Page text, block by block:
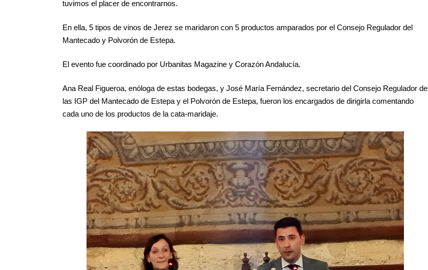
tuvimos el placer de encontrarnos.
En ella, 5 tipos de vinos de Jerez se maridaron con 5 productos amparados por el Consejo Regulador del
Mantecado y Polvorón de Estepa.
El evento fue coordinado por Urbanitas Magazine y Corazón Andalucía.
Ana Real Figueroa, enóloga de estas bodegas, y José María Fernández, secretario del Consejo Regulador de
las IGP del Mantecado de Estepa y el Polvorón de Estepa, fueron los encargados de dirigirla comentando
cada uno de los productos de la cata-maridaje.